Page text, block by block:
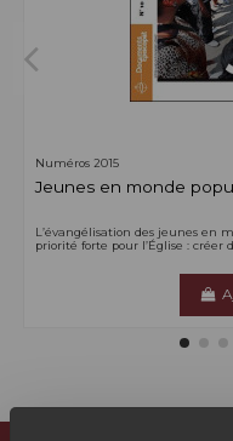
Numéros 2015
Jeunes en monde
L’évangélisation des jeunes en
priorité forte pour l’Église : créer